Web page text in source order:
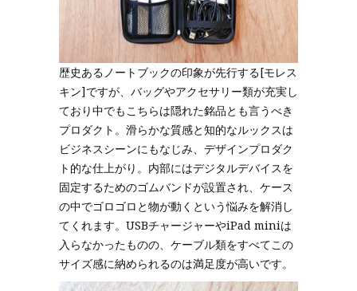
歴史あるノートブックの印象が先行する[モレス
キン]ですが、バッグやアクセサリー類が充実し
ており中でもこちらは隠れた銘品とも言うべき
プロダクト。滑らかな質感と知的なルックスは
ビジネスシーンにもなじみ、デザインプロダク
ト的な仕上がり。内部にはデジタルデバイスを
固定するためのゴムバンドが設置され、ケース
の中でゴロゴロと物が動くという悩みを解消し
てくれます。USBチャージャーやiPad miniは
入らなかったものの、ケーブル類をすべてこの
サイズ感に納められるのは満足度が高いです。